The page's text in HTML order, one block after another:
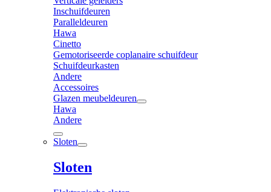
Inschuifdeuren
Paralleldeuren
Hawa
Cinetto
Gemotoriseerde coplanaire schuifdeur
Schuifdeurkasten
Andere
Accessoires
Glazen meubeldeuren
Hawa
Andere
Sloten
Sloten